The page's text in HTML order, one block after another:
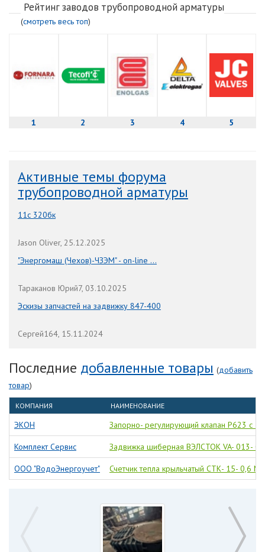
Рейтинг заводов трубопроводной арматуры
(смотреть весь топ)
1 2 3 4 5
Активные темы форума
трубопроводной арматуры
11с 320бк
Jason Oliver, 25.12.2025
"Энергомаш (Чехов)-ЧЗЭМ" - on-line ...
Тараканов Юрий7, 03.10.2025
Эскизы запчастей на задвижку 847-400
Сергей164, 15.11.2024
Последние добавленные товары (добавить
товар)
КОМПАНИЯ НАИМЕНОВАНИЕ
ЭКОН Запорно- регулирующий клапан Р623 с
Комплект Сервис Задвижка шиберная ВЭЛСТОК VA- 013-
ООО "ВодоЭнергоучет" Счетчик тепла крыльчатый СТК- 15- 0,6 M-